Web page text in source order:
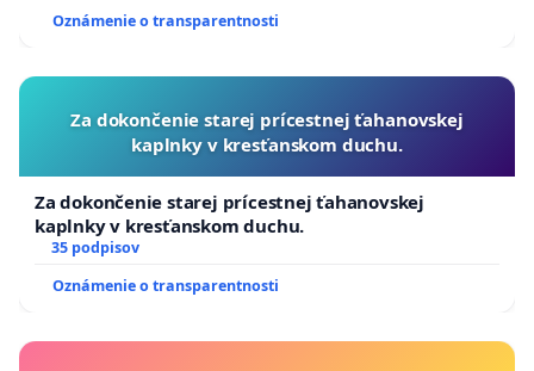
Oznámenie o transparentnosti
Za dokončenie starej prícestnej ťahanovskej
kaplnky v kresťanskom duchu.
Za dokončenie starej prícestnej ťahanovskej
kaplnky v kresťanskom duchu.
35 podpisov
Oznámenie o transparentnosti